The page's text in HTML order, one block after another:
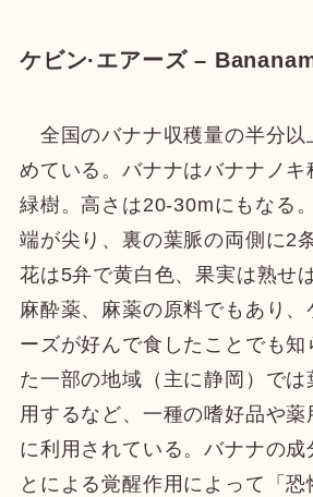
ケビン·エアーズ –
全国のバナナ収穫量の半分以
めている。バナナはバナナノキ
緑樹。高さは20-30mにもなる
端が尖り、裏の葉脈の両側に2
花は5弁で黄白色、果実は熟せ
麻酔薬、麻薬の原料でもあり、
ーズが好んで食したことでも知
た一部の地域（主に静岡）では
用するなど、一種の嗜好品や薬
に利用されている。バナナの成
とによる覚醒作用によって「